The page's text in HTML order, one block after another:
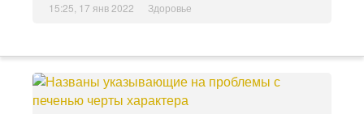
15:25, 17 янв 2022 Здоровье